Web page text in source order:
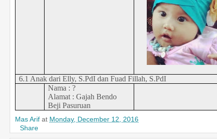
6.1 Anak dari Elly, S.PdI dan Fuad Fillah, S.PdI
Nama : ?
Alamat : Gajah Bendo
Beji Pasuruan
Mas Arif at Monday, December 12, 2016
Share